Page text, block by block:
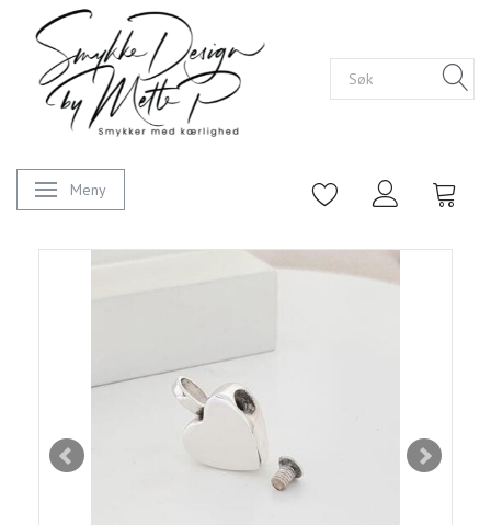
Veksle navigasjon
Meny